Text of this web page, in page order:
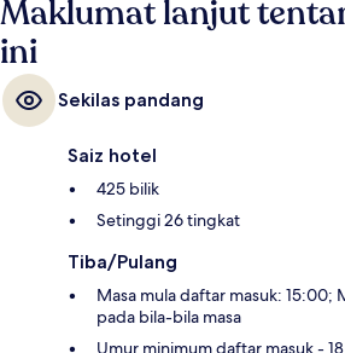
Maklumat lanjut
ini
Sekilas pandang
Saiz hotel
425 bilik
Setinggi 26 tingkat
Tiba/Pulang
Masa mula daftar masuk: 15:00;
pada bila-bila masa
Umur minimum daftar masuk -